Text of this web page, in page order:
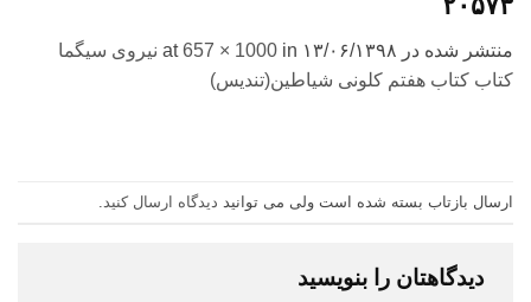
منتشر شده در ۱۳/۰۶/۱۳۹۸ 657 × 1000 in
نیروی سیگما
کتاب کتاب هفتم کلونی شیاطین(تندیس)
ارسال بازتاب بسته شده است ولی می توانید دیدگاه ارسال کنید
دیدگاهتان را بنویسید